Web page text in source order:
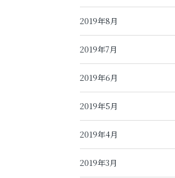
2019年8月
2019年7月
2019年6月
2019年5月
2019年4月
2019年3月